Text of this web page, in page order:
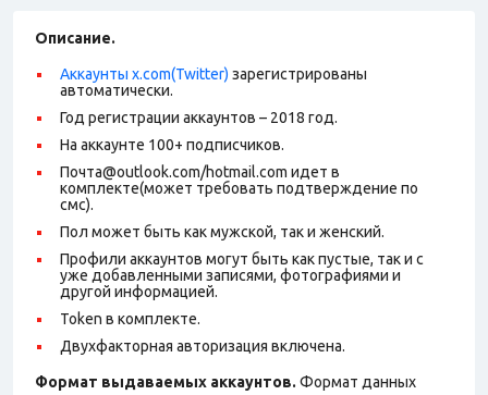
Описание.
Аккаунты x.com(Twitter) зарегистрированы
автоматически.
Год регистрации аккаунтов – 2018 год.
На аккаунте 100+ подписчиков.
Почта@outlook.com/hotmail.com идет в
комплекте(может требовать подтверждение по
смс).
Пол может быть как мужской, так и женский.
Профили аккаунтов могут быть как пустые, так и с
уже добавленными записями, фотографиями и
другой информацией.
Token в комплекте.
Двухфакторная авторизация включена.
Формат выдаваемых аккаунтов. Формат данных